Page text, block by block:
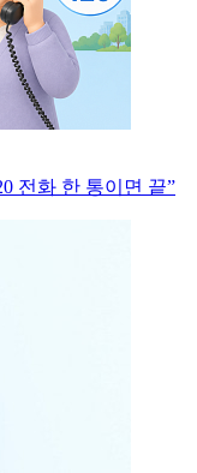
전화 한 통이면 끝”